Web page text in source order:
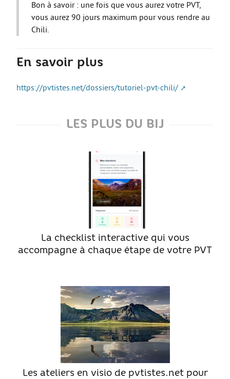
Guide Jeunes
Bon à savoir : une fois que vous aurez votre PVT,
vous aurez 90 jours maximum pour vous rendre au
Chili.
En savoir plus
https://pvtistes.net/dossiers/tutoriel-pvt-chili/
LES PLUS DU BIJ
La checklist interactive qui vous
accompagne à chaque étape de votre PVT
Les ateliers en visio de pvtistes.net pour